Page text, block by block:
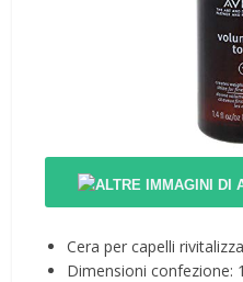
Cera per capelli
Dimensioni confezione: